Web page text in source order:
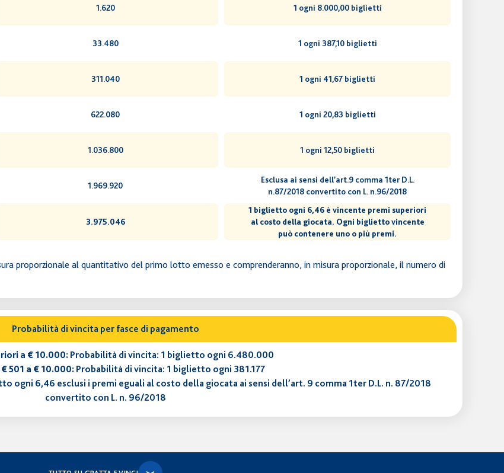
1.620 1 ogni 8.000,00 biglietti
33.480 1 ogni 387,10 biglietti
311.040 1 ogni 41,67 biglietti
622.080 1 ogni 20,83 biglietti
1.036.800 1 ogni 12,50 biglietti
1.969.920
Esclusa ai sensi dell’art.9 comma 1ter D.L.
n.87/2018 convertito con L. n.96/2018
3.975.046
1 biglietto ogni 6,46 è vincente premi superiori
al costo della giocata. Ogni biglietto vincente
può contenere uno o più premi.
proporzionale al quantitativo del primo lotto emesso e comprenderanno, in misura proporzionale, il numero di
Probabilità di vincita per fasce di pagamento
a € 10.000: Probabilità di vincita: 1 biglietto ogni 6.480.000
501 a € 10.000: Probabilità di vincita: 1 biglietto ogni 381.177
ogni 6,46 esclusi i premi eguali al costo della giocata ai sensi dell’art. 9 comma 1ter D.L. n. 87/2018
convertito con L. n. 96/2018